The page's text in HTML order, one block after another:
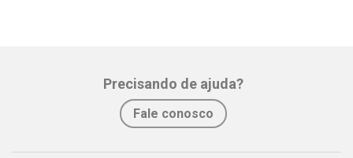
Precisando de ajuda?
Fale conosco